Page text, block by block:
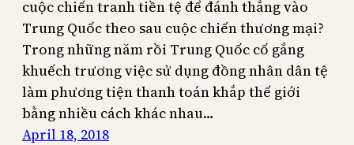
cuộc chiến tranh tiền tệ để đánh thẳng vào
Trung Quốc theo sau cuộc chiến thương mại?
Trong những năm rồi Trung Quốc cố gắng
khuếch trương việc sử dụng đồng nhân dân tệ
làm phương tiện thanh toán khắp thế giới
bằng nhiều cách khác nhau…
April 18, 2018